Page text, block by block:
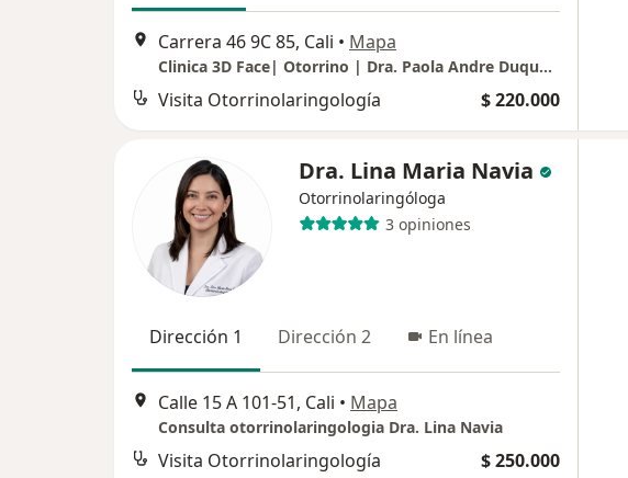
Carrera 46 9C 85, Cali • Mapa
Clinica 3D Face| Otorrino | Dra. Paola Andre Duque Aguirre
Visita Otorrinolaringología $ 220.000
Dra. Lina Maria Navia
Otorrinolaringóloga
3 opiniones
Dirección 1 Dirección 2 En línea
Calle 15 A 101-51, Cali • Mapa
Consulta otorrinolaringologia Dra. Lina Navia
Visita Otorrinolaringología $ 250.000